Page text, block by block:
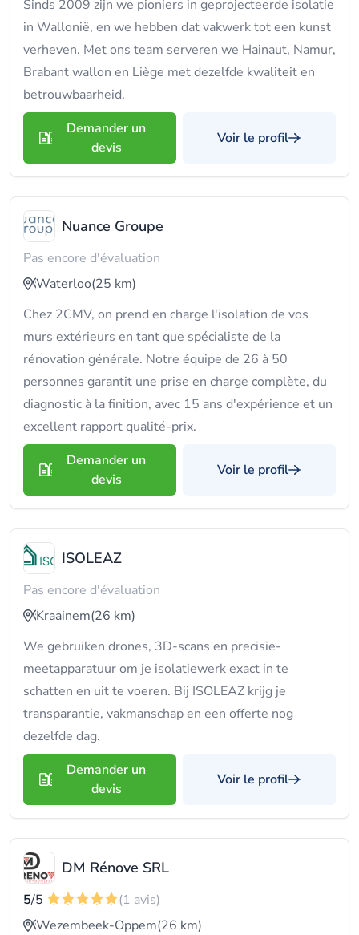
Sinds 2009 zijn we pioniers in geprojecteerde isolatie
in Wallonië, en we hebben dat vakwerk tot een kunst
verheven. Met ons team serveren we Hainaut, Namur,
Brabant wallon en Liège met dezelfde kwaliteit en
betrouwbaarheid.
Demander un
devis
Voir le profil
Nuance Groupe
Pas encore d'évaluation
Waterloo(25 km)
Chez 2CMV, on prend en charge l'isolation de vos
murs extérieurs en tant que spécialiste de la
rénovation générale. Notre équipe de 26 à 50
personnes garantit une prise en charge complète, du
diagnostic à la finition, avec 15 ans d'expérience et un
excellent rapport qualité-prix.
Demander un
devis
Voir le profil
ISOLEAZ
Pas encore d'évaluation
Kraainem(26 km)
We gebruiken drones, 3D-scans en precisie-
meetapparatuur om je isolatiewerk exact in te
schatten en uit te voeren. Bij ISOLEAZ krijg je
transparantie, vakmanschap en een offerte nog
dezelfde dag.
Demander un
devis
Voir le profil
DM Rénove SRL
5/5
(1 avis)
Wezembeek-Oppem(26 km)